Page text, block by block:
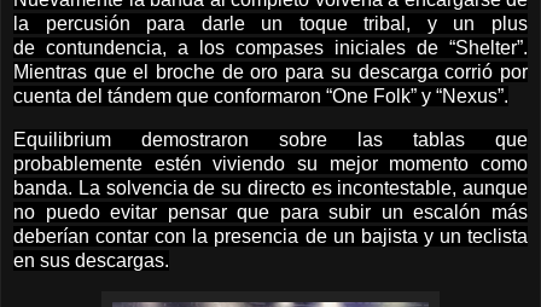
la percusión para darle un toque tribal, y un plus
de contundencia, a los compases iniciales de “Shelter”.
Mientras que el broche de oro para su descarga corrió por
cuenta del tándem que conformaron “One Folk” y “Nexus”.
Equilibrium demostraron sobre las tablas que
probablemente estén viviendo su mejor momento como
banda. La solvencia de su directo es incontestable, aunque
no puedo evitar pensar que para subir un escalón más
deberían contar con la presencia de un bajista y un teclista
en sus descargas.